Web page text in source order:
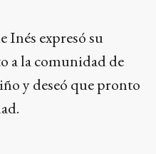
Inés expresó su
a la comunidad de
y deseó que pronto